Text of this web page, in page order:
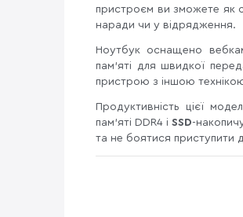
пристроєм ви зможете як
наради чи у відрядження.
Ноутбук оснащено
пам'яті для швидкої
пристрою з іншою
Продуктивність цієї
пам'яті DDR4 і SSD-
та не боятися приступити